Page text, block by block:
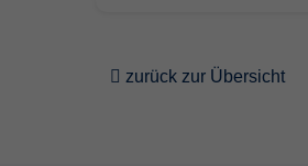
zurück zur Übersicht